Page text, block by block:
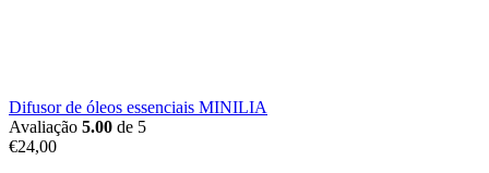
Difusor de óleos essenciais MINILIA
Avaliação 5.00 de 5
€24,00